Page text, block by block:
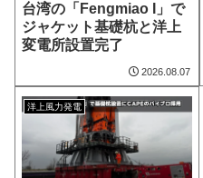
台湾の「Fengmiao I」で
ジャケット基礎杭と洋上
変電所設置完了
2026.08.07
洋上風力発電